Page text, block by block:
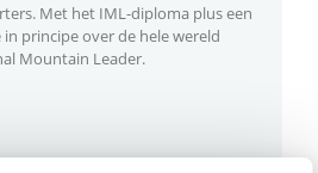
Met het IML-diploma plus een
in principe over de hele wereld
Mountain Leader.